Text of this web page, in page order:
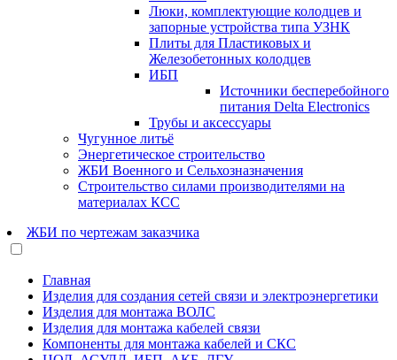
Люки, комплектующие колодцев и
запорные устройства типа УЗНК
Плиты для Пластиковых и
Железобетонных колодцев
ИБП
Источники бесперебойного
питания Delta Electronics
Трубы и аксессуары
Чугунное литьё
Энергетическое строительство
ЖБИ Военного и Сельхозназначения
Строительство силами производителями на
материалах КСС
ЖБИ по чертежам заказчика
Главная
Изделия для создания сетей связи и электроэнергетики
Изделия для монтажа ВОЛС
Изделия для монтажа кабелей связи
Компоненты для монтажа кабелей и СКС